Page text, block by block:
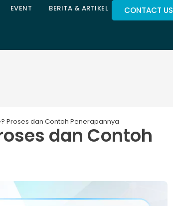
EVENT BERITA & ARTIKEL CONTACT US
Proses dan Contoh Penerapannya
dan Contoh